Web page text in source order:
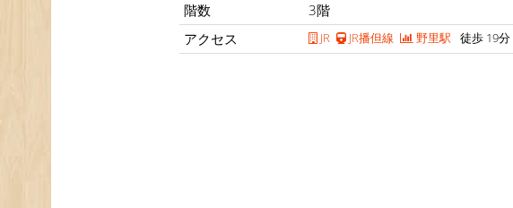
階数
3階
アクセス
JR JR播但線 野里駅 徒歩 19分